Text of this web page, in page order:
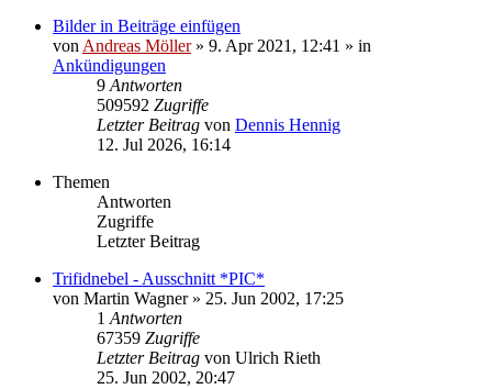
Bilder in Beiträge einfügen
von Andreas Möller» 9. Apr 2021, 12:41 » in
Ankündigungen
9 Antworten
509592 Zugriffe
Letzter Beitrag von Dennis Hennig
12. Jul 2026, 16:14
Themen
Antworten
Zugriffe
Letzter Beitrag
Trifidnebel - Ausschnitt *PIC*
von Martin Wagner» 25. Jun 2002, 17:25
1 Antworten
67359 Zugriffe
Letzter Beitrag von Ulrich Rieth
25. Jun 2002, 20:47